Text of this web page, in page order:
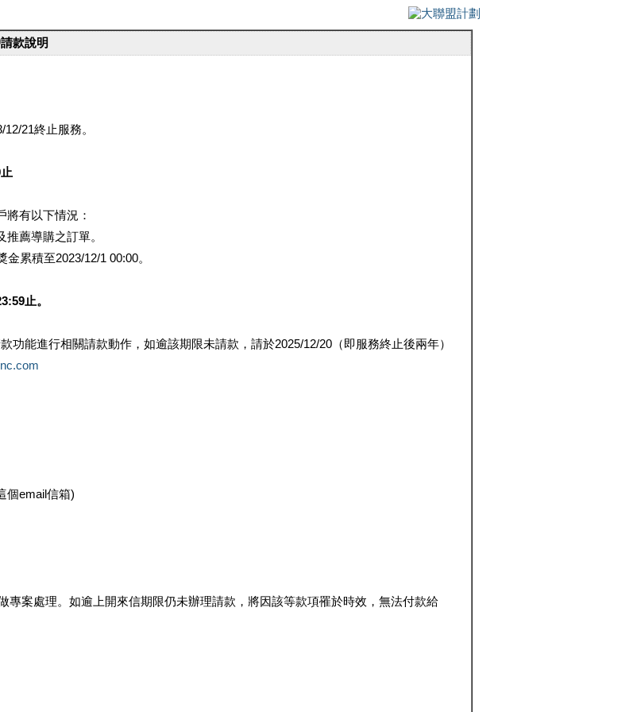
款說明
21終止服務。
將有以下情況：
薦導購之訂單。
累積至2023/12/1 00:00。
止。
功能進行相關請款動作，如逾該期限未請款，請於2025/12/20（即服務終止後兩年）
個email信箱)
專案處理。如逾上開來信期限仍未辦理請款，將因該等款項罹於時效，無法付款給